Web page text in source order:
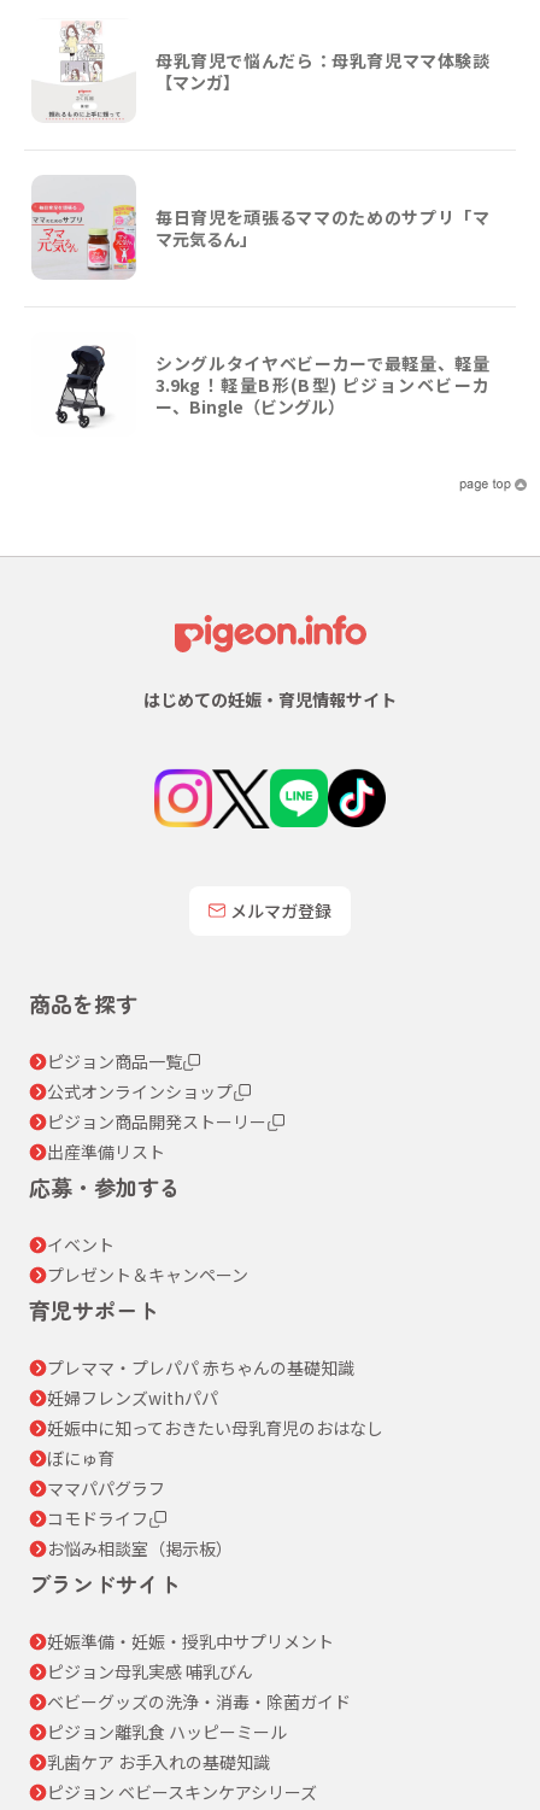
母乳育児で悩んだら：母乳育児ママ体験談
【マンガ】
毎日育児を頑張るママのためのサプリ「マ
マ元気るん」
シングルタイヤベビーカーで最軽量、軽量
3.9kg！軽量B形(B型) ピジョンベビーカ
ー、Bingle（ビングル）
はじめての妊娠・育児情報サイト
メルマガ登録
商品を探す
ピジョン商品一覧
公式オンラインショップ
ピジョン商品開発ストーリー
出産準備リスト
応募・参加する
イベント
プレゼント＆キャンペーン
育児サポート
プレママ・プレパパ 赤ちゃんの基礎知識
妊婦フレンズwithパパ
妊娠中に知っておきたい母乳育児のおはなし
ぼにゅ育
ママパパグラフ
コモドライフ
お悩み相談室（掲示板）
ブランドサイト
妊娠準備・妊娠・授乳中サプリメント
ピジョン母乳実感 哺乳びん
ベビーグッズの洗浄・消毒・除菌ガイド
ピジョン離乳食 ハッピーミール
乳歯ケア お手入れの基礎知識
ピジョン ベビースキンケアシリーズ